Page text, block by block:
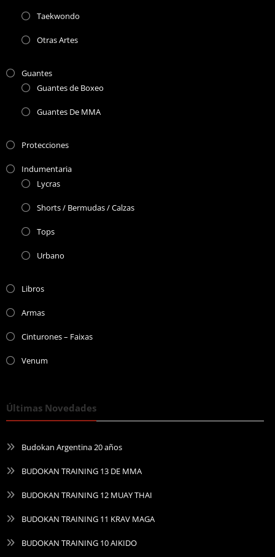
Taekwondo
Otras Artes
Guantes
Guantes de Boxeo
Guantes De MMA
Protecciones
Indumentaria
Lycras
Shorts / Bermudas / Calzas
Tops
Urbano
Libros
Armas
Cinturones – Faixas
Venum
Últimas Novedades
Budokan Argentina 20 años
BUDOKAN TRAINING 13 DE MMA
BUDOKAN TRAINING 12 MUAY THAI
BUDOKAN TRAINING 11 KRAV MAGA
BUDOKAN TRAINING 10 AIKIDO